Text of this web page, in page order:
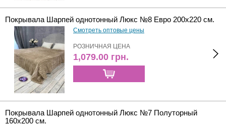
Покрывала Шарпей однотонный Люкс №8 Евро 200х220 см.
Смотреть оптовые цены
РОЗНИЧНАЯ ЦЕНА
1,079.00 грн.
Покрывала Шарпей однотонный Люкс №7 Полуторный
160х200 см.